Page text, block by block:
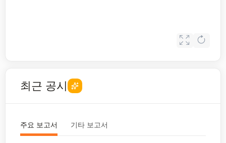
최근 공시
주요 보고서 기타 보고서